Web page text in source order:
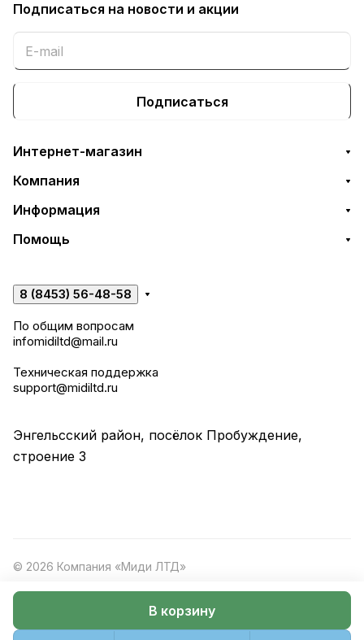
В корзину
Подписаться на новости и акции
Подписаться
Интернет-магазин
Компания
Информация
Помощь
8 (8453) 56-48-58
По общим вопросам
infomidiltd@mail.ru
Техническая поддержка
support@midiltd.ru
Энгельсский район, посёлок Пробуждение,
строение 3
© 2026 Компания «Миди ЛТД»